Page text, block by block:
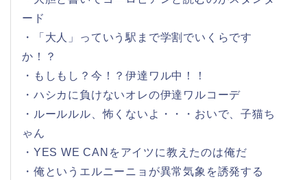
ード
・「大人」っていう駅まで学割でいくらです
か！？
・もしもし？今！？伊達ワル中！！
・ハシカに負けないオレの伊達ワルコーデ
・ルールルル、怖くないよ・・・おいで、子猫ち
ゃん
・YES WE CANをアイツに教えたのは俺だ
・俺というエルニーニョが異常気象を誘発する